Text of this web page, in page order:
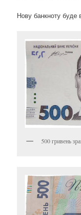
Нову банкноту буде
500 гривень